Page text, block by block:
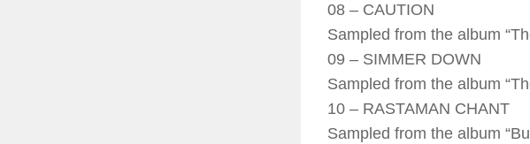
08 – CAUTION
Sampled from the album
09 – SIMMER DOWN
Sampled from the album
10 – RASTAMAN CHANT
Sampled from the album